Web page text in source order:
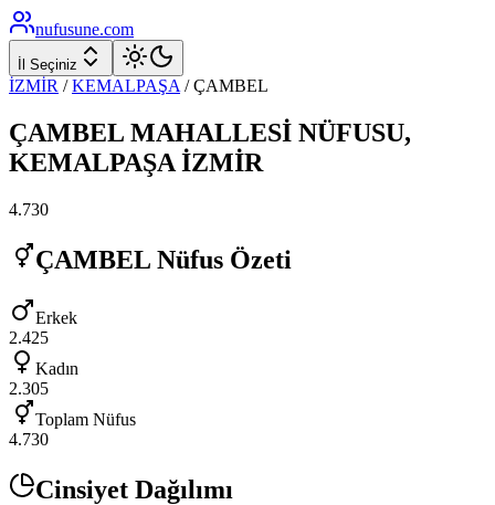
nufusune.com
İl Seçiniz
İZMİR / KEMALPAŞA /ÇAMBEL
ÇAMBEL MAHALLESİ NÜFUSU,
KEMALPAŞA İZMİR
4.730
ÇAMBEL Nüfus Özeti
Erkek
2.425
Kadın
2.305
Toplam Nüfus
4.730
Cinsiyet Dağılımı